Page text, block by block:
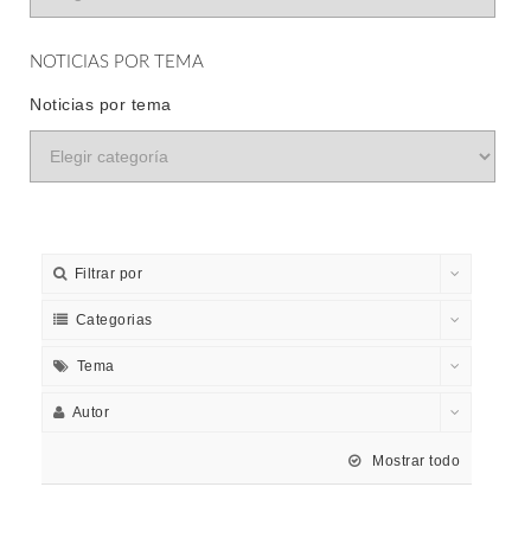
NOTICIAS POR TEMA
Noticias por tema
Filtrar por
Categorias
Tema
Autor
Mostrar todo